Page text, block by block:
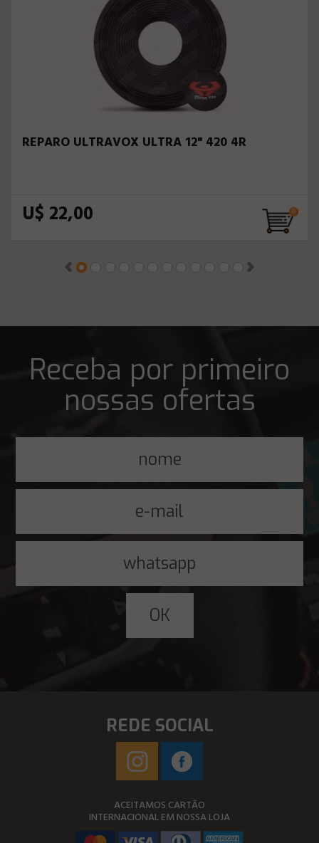
REPARO ULTRAVOX ULTRA 12" 420 4R
U$ 22,00
Receba por primeiro
nossas ofertas
REDE SOCIAL
ACEITAMOS CARTÃO
INTERNACIONAL EM NOSSA LOJA